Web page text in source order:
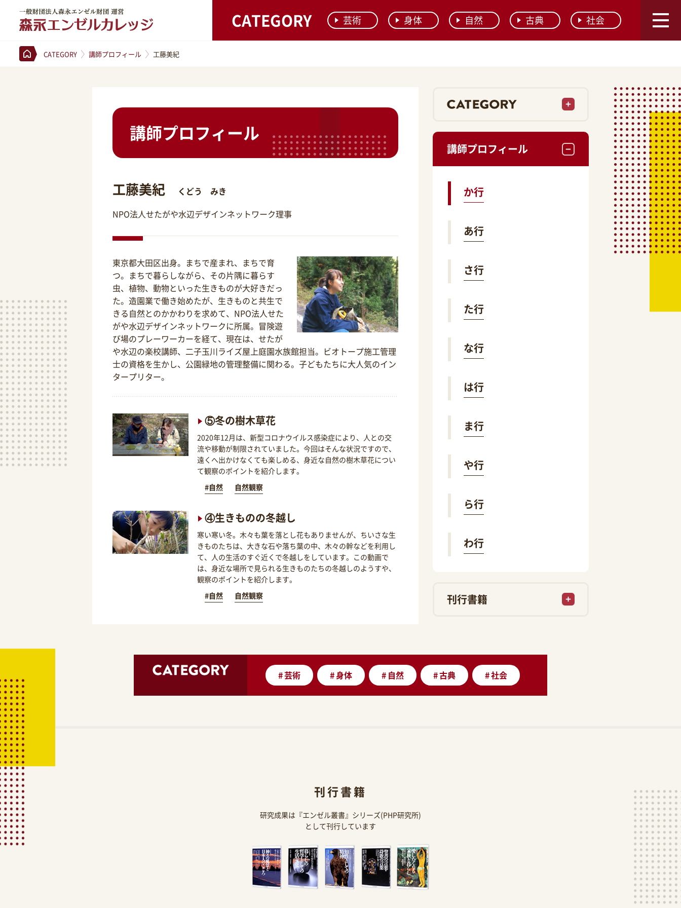
CATEGORY 芸術 身体 自然 古典 社会
CATEGORY 講師プロフィール 工藤美紀
講師プロフィール
工藤美紀
くどう みき
NPO法人せたがや水辺デザインネットワーク理事
東京都大田区出身。まちで産まれ、まちで育
つ。まちで暮らしながら、その片隅に暮らす
虫、植物、動物といった生きものが大好きだっ
た。造園業で働き始めたが、生きものと共生で
きる自然とのかかわりを求めて、NPO法人せた
がや水辺デザインネットワークに所属。冒険遊
び場のプレーワーカーを経て、現在は、せたが
や水辺の楽校講師、二子玉川ライズ屋上庭園水族館担当。ビオトープ施工管理
士の資格を生かし、公園緑地の管理整備に関わる。子どもたちに大人気のイン
タープリター。
⑤冬の樹木草花
2020年12月は、新型コロナウイルス感染症により、人との交
流や移動が制限されていました。今回はそんな状況ですので、
遠くへ出かけなくても楽しめる、身近な自然の樹木草花につい
て観察のポイントを紹介します。
#自然
自然観察
④生きものの冬越し
寒い寒い冬。木々も葉を落とし花もありませんが、ちいさな生
きものたちは、大きな石や落ち葉の中、木々の幹などを利用し
て、人の生活のすぐ近くで冬越しをしています。この動画で
は、身近な場所で見られる生きものたちの冬越しのようすや、
観察のポイントを紹介します。
#自然
自然観察
講師プロフィール
あ行
か行
さ行
た行
な行
は行
ま行
や行
ら行
わ行
刊行書籍
#芸術 #身体 # 自然 #古典 #社会
刊行書籍
研究成果は『エンゼル叢書』シリーズ(PHP研究所)
として刊行しています